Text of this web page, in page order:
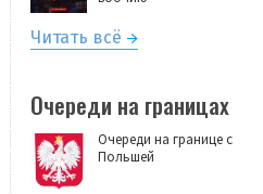
Читать всё
Очереди на границах
Очереди на границе с
Польшей